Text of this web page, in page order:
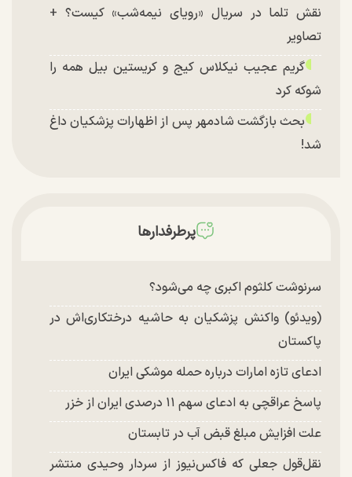
نقش تلما در سریال «رویای نیمه‌شب» کیست؟ +
تصاویر
گریم عجیب نیکلاس کیج و کریستین بیل همه را
شوکه کرد
بحث بازگشت شادمهر پس از اظهارات پزشکیان داغ
شد!
توافق با آمریکا در انتظار تایید نهایی شعام؟
شد
پرطرفدارها
سرنوشت کلثوم اکبری چه می‌شود؟
(ویدئو) واکنش پزشکیان به حاشیه درختکاری‌اش در
پاکستان
ادعای تازه امارات درباره حمله موشکی ایران
پاسخ عراقچی به ادعای سهم ۱۱ درصدی ایران از خزر
علت افزایش مبلغ قبض آب در تابستان
نقل‌قول جعلی که فاکس‌نیوز از سردار وحیدی منتشر